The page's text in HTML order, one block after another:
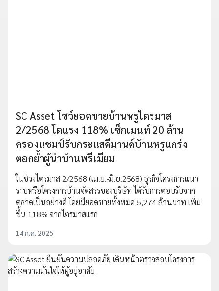
SC Asset โชว์ยอดขายบ้านหรูไตรมาส
2/2568 โตแรง 118% เซ็กเมนท์ 20 ล้าน
ครองแชมป์รับกระแสดีมานด์บ้านหรูแกร่ง
ตอกย้ำผู้นำบ้านพรีเมียม
ในช่วงไตรมาส 2/2568 (เม.ย.-มิ.ย.2568) ธุรกิจโครงการแนว
ราบหรือโครงการบ้านจัดสรรของบริษัท ได้รับการตอบรับจาก
ตลาดเป็นอย่างดี โดยมียอดขายทั้งหมด 5,274 ล้านบาท เพิ่ม
ขึ้น 118% จากไตรมาสแรก
14 ก.ค. 2025